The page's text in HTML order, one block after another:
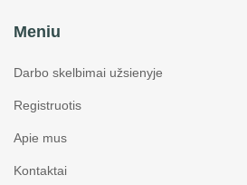
Meniu
Darbo skelbimai užsienyje
Registruotis
Apie mus
Kontaktai